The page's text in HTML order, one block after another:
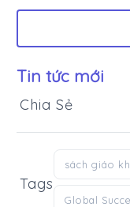
Tin tức mới
Chia Sẻ
Tags
sách giáo
Global